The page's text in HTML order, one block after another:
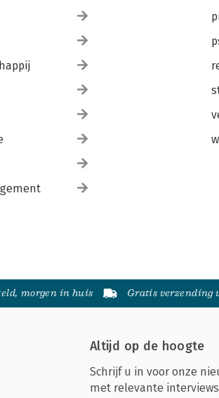
morgen in huis Gratis verzending
Altijd op de hoogte
Schrijf u in voor onze
met relevante